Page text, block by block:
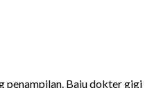
penampilan. Baju dokter gigi